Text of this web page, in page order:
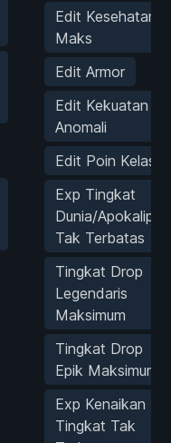
Edit Kesehatan
Maks
Edit Armor
Edit Kekuatan
Anomali
Edit Poin Kelas
Exp Tingkat
Dunia/Apokalips
Tak Terbatas
Tingkat Drop
Legendaris
Maksimum
Tingkat Drop
Epik Maksimum
Exp Kenaikan
Tingkat Tak